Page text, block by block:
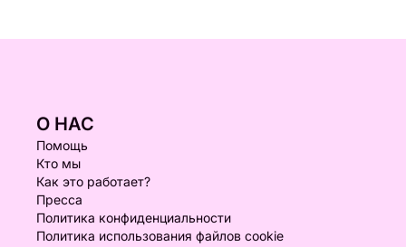
О НАС
Помощь
Кто мы
Как это работает?
Пресса
Политика конфиденциальности
Политика использования файлов cookie